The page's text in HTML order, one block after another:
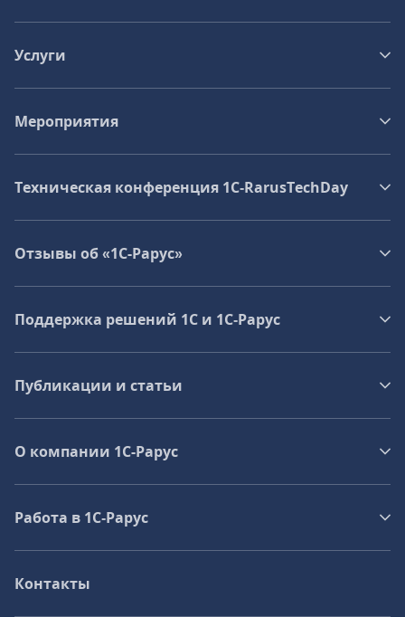
Услуги
Мероприятия
Техническая конференция 1C‑RarusTechDay
Отзывы об «1С-Рарус»
Поддержка решений 1С и 1С‑Рарус
Публикации и статьи
О компании 1C-Рарус
Работа в 1С‑Рарус
Контакты